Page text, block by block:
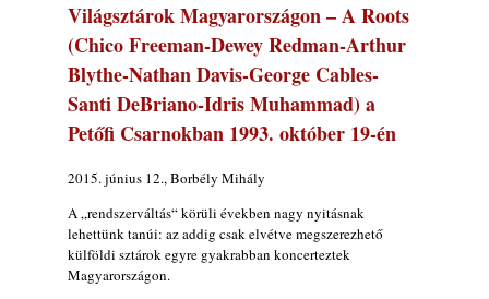
Magyar Jazz ABC – 541. rész: Juhász
Márton
2026. augusztus 05.
Jazz-rock albumok 1983-ból - John Scofield
2026. augusztus 05.
Jazz-rock albumok 1982-ből - John Scofield
2026. augusztus 04.
Kikkel beszéltem 2.0 – 5. rész: D
2026. augusztus 04.
Világsztárok Magyarországon – A Roots
(Chico Freeman-Dewey Redman-Arthur
Blythe-Nathan Davis-George Cables-
Santi DeBriano-Idris Muhammad) a
Petőfi Csarnokban 1993. október 19-én
2015. június 12., Borbély Mihály
A „rendszerváltás“ körüli években nagy nyitásnak
lehettünk tanúi: az addig csak elvétve megszerezhető
külföldi sztárok egyre gyakrabban koncerteztek
Magyarországon.